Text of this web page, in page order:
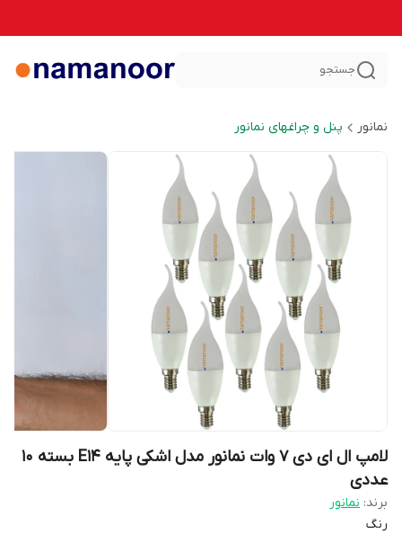
جستجو
نمانور پنل و چراغهای نمانور
لامپ ال ای دی 7 وات نمانور مدل اشکی پایه E14 بسته 10
عددی
برند: نمانور
رنگ